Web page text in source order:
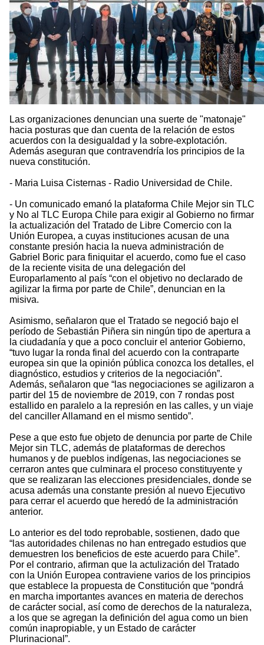
Las organizaciones denuncian una suerte de "matonaje"
hacia posturas que dan cuenta de la relación de estos
acuerdos con la desigualdad y la sobre-explotación.
Además aseguran que contravendría los principios de la
nueva constitución.
- Maria Luisa Cisternas - Radio Universidad de Chile.
- Un comunicado emanó la plataforma Chile Mejor sin TLC
y No al TLC Europa Chile para exigir al Gobierno no firmar
la actualización del Tratado de Libre Comercio con la
Unión Europea, a cuyas instituciones acusan de una
constante presión hacia la nueva administración de
Gabriel Boric para finiquitar el acuerdo, como fue el caso
de la reciente visita de una delegación del
Europarlamento al país “con el objetivo no declarado de
agilizar la firma por parte de Chile”, denuncian en la
misiva.
Asimismo, señalaron que el Tratado se negoció bajo el
período de Sebastián Piñera sin ningún tipo de apertura a
la ciudadanía y que a poco concluir el anterior Gobierno,
“tuvo lugar la ronda final del acuerdo con la contraparte
europea sin que la opinión pública conozca los detalles, el
diagnóstico, estudios y criterios de la negociación”.
Además, señalaron que “las negociaciones se agilizaron a
partir del 15 de noviembre de 2019, con 7 rondas post
estallido en paralelo a la represión en las calles, y un viaje
del canciller Allamand en el mismo sentido”.
Pese a que esto fue objeto de denuncia por parte de Chile
Mejor sin TLC, además de plataformas de derechos
humanos y de pueblos indígenas, las negociaciones se
cerraron antes que culminara el proceso constituyente y
que se realizaran las elecciones presidenciales, donde se
acusa además una constante presión al nuevo Ejecutivo
para cerrar el acuerdo que heredó de la administración
anterior.
Lo anterior es del todo reprobable, sostienen, dado que
“las autoridades chilenas no han entregado estudios que
demuestren los beneficios de este acuerdo para Chile”.
Por el contrario, afirman que la actulización del Tratado
con la Unión Europea contraviene varios de los principios
que establece la propuesta de Constitución que “pondrá
en marcha importantes avances en materia de derechos
de carácter social, así como de derechos de la naturaleza,
a los que se agregan la definición del agua como un bien
común inapropiable, y un Estado de carácter
Plurinacional”.